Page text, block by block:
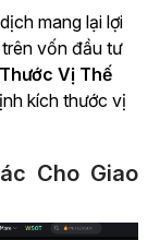
mang lại lợi
vốn đầu tư
Vị Thế
kích thước vị
Cho Giao